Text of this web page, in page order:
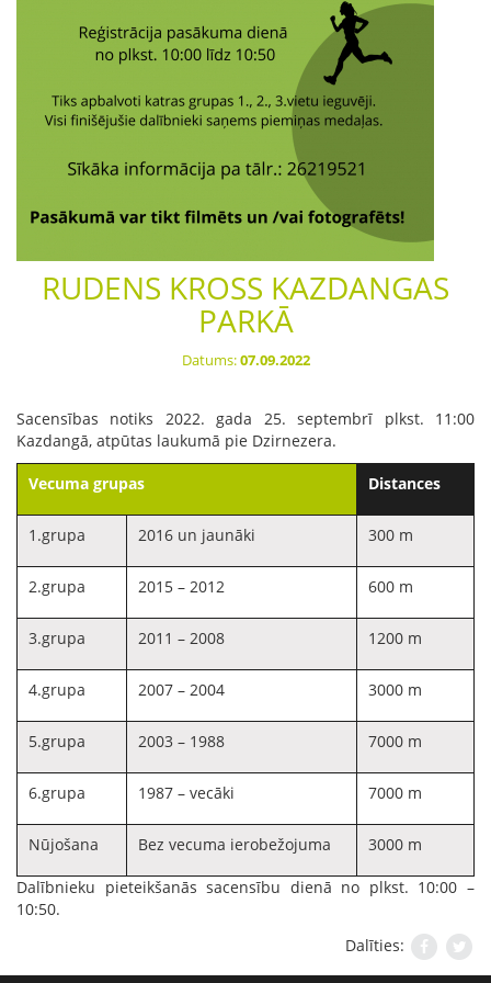
RUDENS KROSS KAZDANGAS
PARKĀ
Datums:07.09.2022
Sacensības notiks 2022. gada 25. septembrī plkst. 11:00
Kazdangā, atpūtas laukumā pie Dzirnezera.
Vecuma grupas Distances
1.grupa 2016 un jaunāki 300 m
2.grupa 2015 – 2012 600 m
3.grupa 2011 – 2008 1200 m
4.grupa 2007 – 2004 3000 m
5.grupa 2003 – 1988 7000 m
6.grupa 1987 – vecāki 7000 m
Nūjošana Bez vecuma ierobežojuma 3000 m
Dalībnieku pieteikšanās sacensību dienā no plkst. 10:00 –
10:50.
Dalīties: